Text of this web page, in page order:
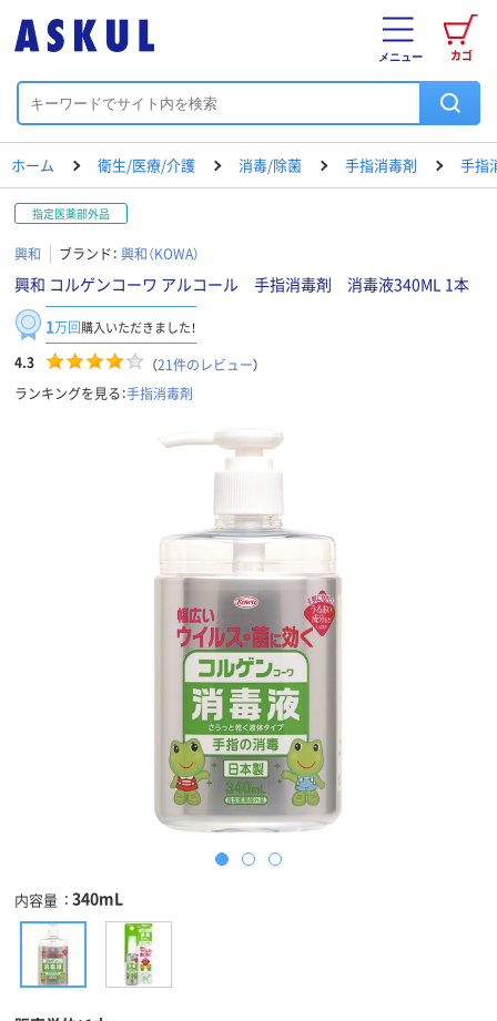
カゴ
メニュー
ホーム 衛生/医療/介護 消毒/除菌 手指消毒剤 手指
指定医薬部外品
興和 ブランド： 興和（KOWA）
興和 コルゲンコーワ アルコール 手指消毒剤 消毒液340ML 1本
1万回購入いただきました！
4.3 （21件のレビュー）
ランキングを見る：手指消毒剤
内容量 340mL